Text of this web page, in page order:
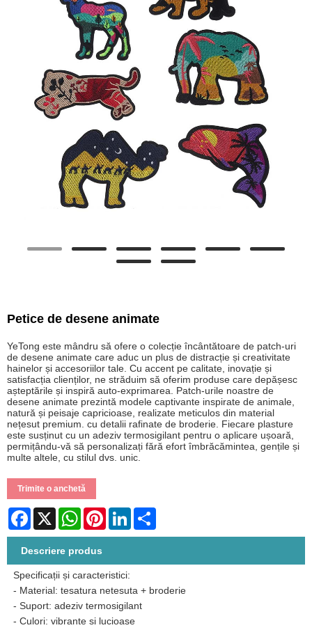
Petice de desene animate
YeTong este mândru să ofere o colecție încântătoare de patch-uri
de desene animate care aduc un plus de distracție și creativitate
hainelor și accesoriilor tale. Cu accent pe calitate, inovație și
satisfacția clienților, ne străduim să oferim produse care depășesc
așteptările și inspiră auto-exprimarea. Patch-urile noastre de
desene animate prezintă modele captivante inspirate de animale,
natură și peisaje capricioase, realizate meticulos din material
nețesut premium. cu detalii rafinate de broderie. Fiecare plasture
este susținut cu un adeziv termosigilant pentru o aplicare ușoară,
permițându-vă să personalizați fără efort îmbrăcămintea, gențile și
multe altele, cu stilul dvs. unic.
Trimite o anchetă
Facebook
X WhatsAppPinterestLinkedIn
Descriere produs
Specificații și caracteristici:
- Material: tesatura netesuta + broderie
- Suport: adeziv termosigilant
- Culori: vibrante si lucioase